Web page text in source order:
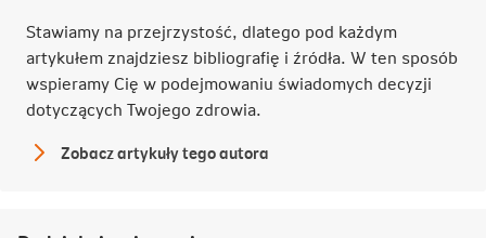
Stawiamy na przejrzystość, dlatego pod każdym
artykułem znajdziesz bibliografię i źródła. W ten sposób
wspieramy Cię w podejmowaniu świadomych decyzji
dotyczących Twojego zdrowia.
Redakcja
Zobacz artykuły tego autora